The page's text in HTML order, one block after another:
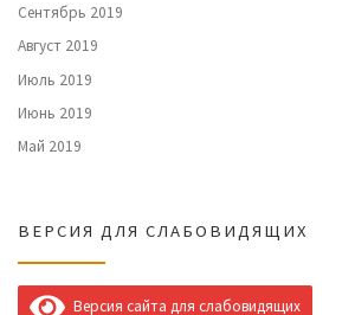
Сентябрь 2019
Август 2019
Июль 2019
Июнь 2019
Май 2019
ВЕРСИЯ ДЛЯ СЛАБОВИДЯЩИХ
Версия сайта для слабовидящих